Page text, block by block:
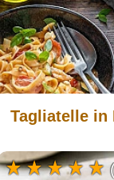
Tagliatelle in